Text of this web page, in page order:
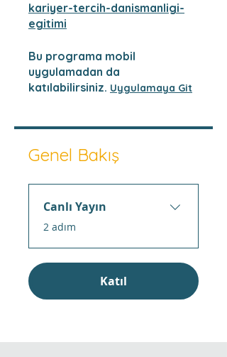
kariyer-tercih-danismanligi-
egitimi
Bu programa mobil
uygulamadan da
katılabilirsiniz. Uygulamaya Git
Genel Bakış
Canlı Yayın
.
2 adım
Katıl